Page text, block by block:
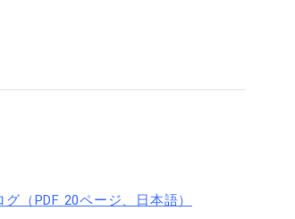
（PDF 20ページ、日本語）